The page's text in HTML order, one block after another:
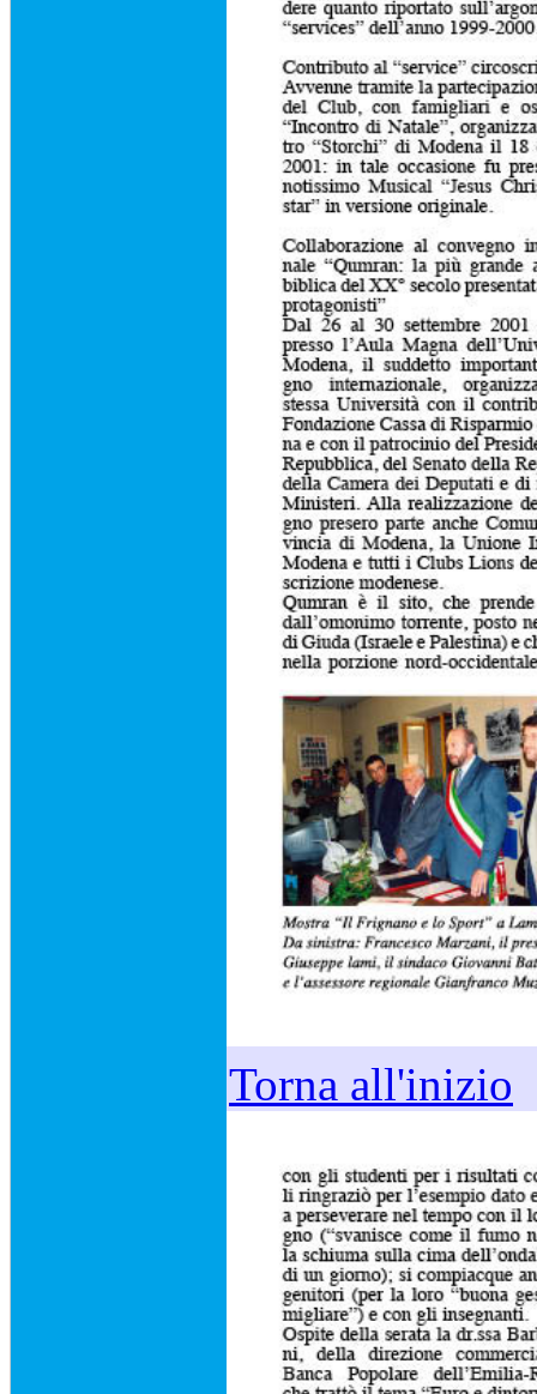
Torna all'inizio